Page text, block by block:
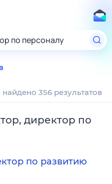
по персоналу
найдено 356 результатов
директор по
по развитию